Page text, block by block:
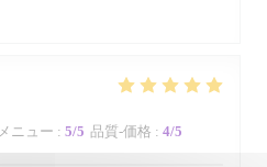
メニュー : 5/5 品質-価格 : 4/5